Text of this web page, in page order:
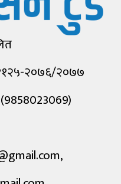
२०७६/२०७७
,